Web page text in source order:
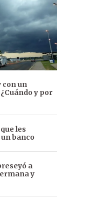
con un
y por
les
banco
a
y